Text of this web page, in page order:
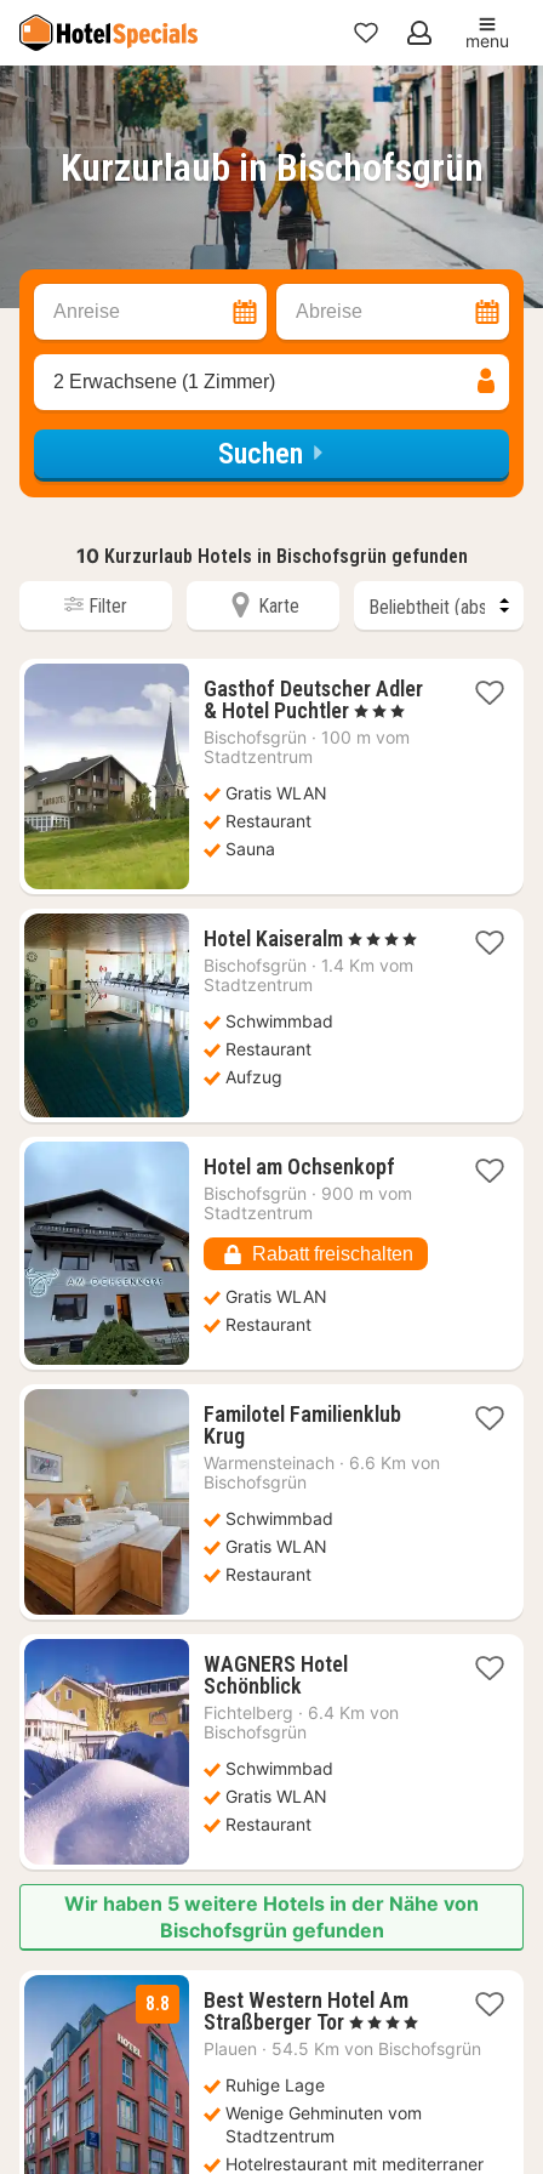
Meine
Favoriten
menu
Kurzurlaub in Bischofsgrün
Anreise Abreise
2 Erwachsene (1 Zimmer)
Suchen
10 Kurzurlaub Hotels in Bischofsgrün gefunden
Filter Karte
Gasthof Deutscher Adler
& Hotel Puchtler1
Nacht
, 3 Sterne
Bischofsgrün · 100 m vom
Stadtzentrum
Gratis WLAN
Restaurant
Sauna
Hotel Kaiseralm1
Nacht
, 4 Sterne
Bischofsgrün · 1.4 Km vom
Stadtzentrum
Schwimmbad
Restaurant
Aufzug
Hotel am Ochsenkopf1
Nacht
€
Bischofsgrün · 900 m vom
Stadtzentrum
Rabatt freischalten
Gratis WLAN
Restaurant
Familotel Familienklub
Krug1
Nacht
ab
487,01
€
Warmensteinach · 6.6 Km von
Bischofsgrün
Schwimmbad
Gratis WLAN
Restaurant
WAGNERS Hotel
Schönblick1
Nacht
ab
€
Fichtelberg · 6.4 Km von
Bischofsgrün
Schwimmbad
Gratis WLAN
Restaurant
Wir haben 5 weitere Hotels in der Nähe von
Bischofsgrün gefunden
8.8
Best Western Hotel Am
Straßberger Tor1
Nacht
€
, 4 Sterne
Plauen · 54.5 Km von Bischofsgrün
Ruhige Lage
Wenige Gehminuten vom
Stadtzentrum
Hotelrestaurant mit mediterraner